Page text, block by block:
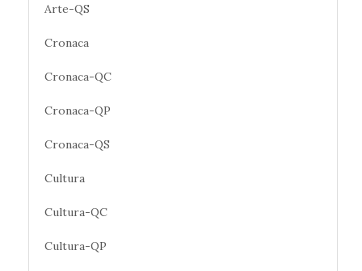
Arte-QS
Cronaca
Cronaca-QC
Cronaca-QP
Cronaca-QS
Cultura
Cultura-QC
Cultura-QP